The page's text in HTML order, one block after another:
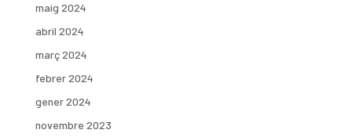
maig 2024
abril 2024
març 2024
febrer 2024
gener 2024
novembre 2023